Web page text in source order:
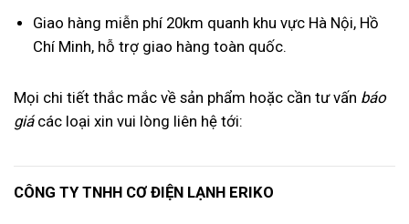
Giao hàng miễn phí 20km quanh khu vực Hà Nội, Hồ
Chí Minh, hỗ trợ giao hàng toàn quốc.
Mọi chi tiết thắc mắc về sản phẩm hoặc cần tư vấn báo
giácác loại xin vui lòng liên hệ tới:
CÔNG TY TNHH CƠ ĐIỆN LẠNH ERIKO